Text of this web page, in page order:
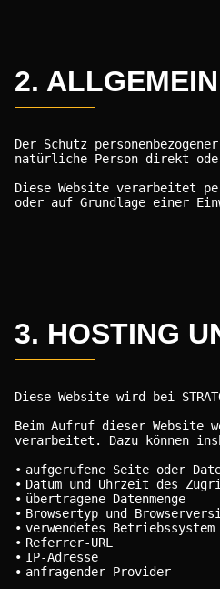
2.
Der Schutz
natürliche Person direkt
Diese Website verarbeitet
oder auf Grundlage einer
3. HOSTING
Diese Website wird bei
Beim Aufruf dieser Website
verarbeitet. Dazu können
aufgerufene Seite oder
Datum und Uhrzeit des
übertragene Datenmenge
Browsertyp und
verwendetes Betriebssystem
Referrer-URL
IP-Adresse
anfragender Provider